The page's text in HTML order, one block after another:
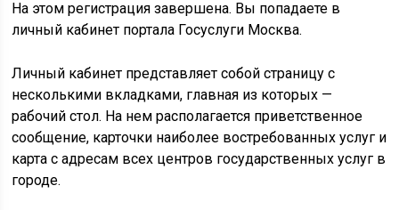
На этом регистрация завершена. Вы попадаете в
личный кабинет портала Госуслуги Москва.
Личный кабинет представляет собой страницу с
несколькими вкладками, главная из которых —
рабочий стол. На нем располагается приветственное
сообщение, карточки наиболее востребованных услуг и
карта с адресам всех центров государственных услуг в
городе.